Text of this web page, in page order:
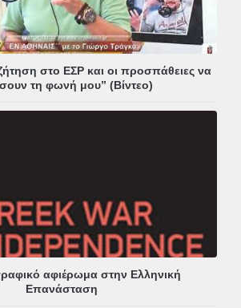
στο ΕΣΡ και οι προσπάθειες να
τη φωνή μου” (Βίντεο)
αφιέρωμα στην Ελληνική
Επανάσταση